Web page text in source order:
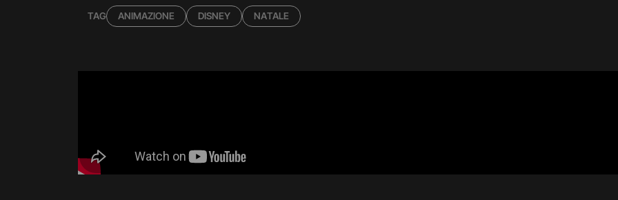
TAG ANIMAZIONE DISNEY NATALE